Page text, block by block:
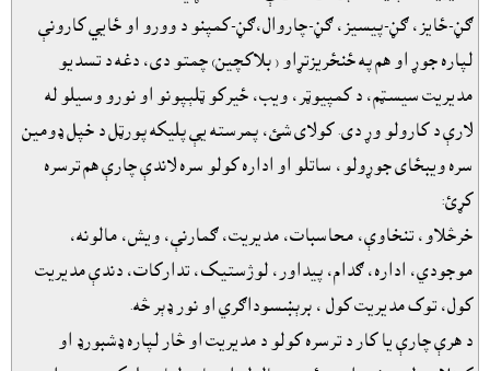
ګڼ-ځايز، ګڼ-پيسيز، ګڼ-چاروال،ګڼ-کمپنو د وورو او ځايي کارونې
لپاره جوړ او هم په ځنځريزتړاو ( بلاکچين) چمتو دى، دغه د تسديو
مديريت سيسټم، د کمپيوټر، ويب، ځيرکو ټلېپونو او نورو وسيلو له
لارې د کارولو وړ دى. کولاى شئ، پمرسته يې پليکه پورټل د خپل ډومين
سره ويبځاى جوړولو، ساتلو او اداره کولو سره لاندې چارې هم ترسره
کړئ:
خرڅلاو، تنخاوې، محاسبات، مديريت، ګمارنې، ويش، مالونه،
موجودي، اداره، ګدام، پيداور، لوژستيک، تدارکات، دندې مديريت
کول، توک مديريت کول ، برېښسوداګري او نور ډېر څه.
د هرې چارې يا کار د ترسره کولو د مديريت او څار لپاره ډشبورډ او